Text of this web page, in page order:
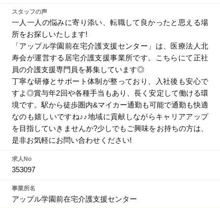
スタッフの声
一人一人の悩みに寄り添い、転職して良かったと思える場
所をお探しいたします!
「アップル学園前在宅介護支援センター」は、医療法人北
寿会が運営する居宅介護支援事業所です。こちらにて正社
員の介護支援専門員を募集しています◎
丁寧な研修とサポート体制が整っており、入社後も安心で
すよ◎賞与年2回や各種手当もあり、長く安定して働ける環
境です。駅から徒歩圏内&マイカー通勤も可能で通勤も快適
なのも嬉しいですね♪♪地域に貢献しながらキャリアアップ
を目指していきませんか?少しでもご興味をお持ちの方は、
是非お気軽にお問い合わせください!
求人No
353097
事業所名
アップル学園前在宅介護支援センター